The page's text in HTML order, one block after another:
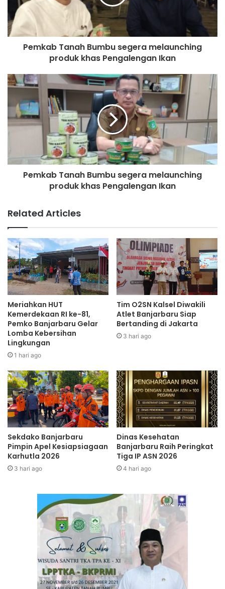
Pemkab Tanah Bumbu segera melaunching
produk khas Pengalengan Ikan
Pemkab Tanah Bumbu segera melaunching
produk khas Pengalengan Ikan
Related Articles
Meriahkan HUT
Kemerdekaan RI ke-81,
Pemko Banjarbaru Gelar
Lomba Kebersihan
Lingkungan
1 hari ago
Tim O2SN Kalsel Diwakili
Atlet Banjarbaru Siap
Bertanding di Jakarta
3 hari ago
Sekdako Banjarbaru
Pimpin Apel Kesiapsiagaan
Karhutla 2026
3 hari ago
Dinas Kesehatan
Banjarbaru Raih Peringkat
Tiga IP ASN 2026
4 hari ago